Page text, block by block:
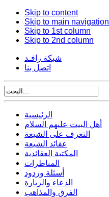
Skip to content
Skip to main navigation
Skip to 1st column
Skip to 2nd column
شبكة رافـد
اتصل بنا
الرئيسية
أهل البيت عليهم السلام
التعرف على الشيعة
عقائد الشيعة
المكتبة العقائدية
المناظرات
أسئلة وردود
الدعاء والزيارة
الفرق والمذاهب